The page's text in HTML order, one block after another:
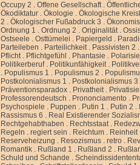
Occupy 2 .Offene Gesellschaft.
Ökodiktatur .Ökologie .Ökologische
2 .Ökologischer Fußabdruck 3 .
Ordnung 1 .Ordnung 2 .Originalität.
Ostseele .Osttümelei . Papiergeld .
Parteileben . Parteilichkeit. Passivisten 2 .
Pflicht. Pflichtgefühl . Phantasie .
Politikerberuf. Politikunfähigkeit.
. Populismus 1 . Populismus 2 .
Postkolonialismus 1 . Postkolonialismus 3
Präventionsparadox . Privatheit.
Professorendeutsch . Prononciamento .
Psychospiele . Puppen . Putin 1 . Putin 2 .
Rassismus 6 . Real Existierender
Rechtgehabthaben . Rechtsstaat.
Regeln .regiert sein . Reichtum . Reinheit
Reserveheizung . Resozismus .retro .
Romantik . Rußland 1 . Rußland 2 .
Schuld und Schande .